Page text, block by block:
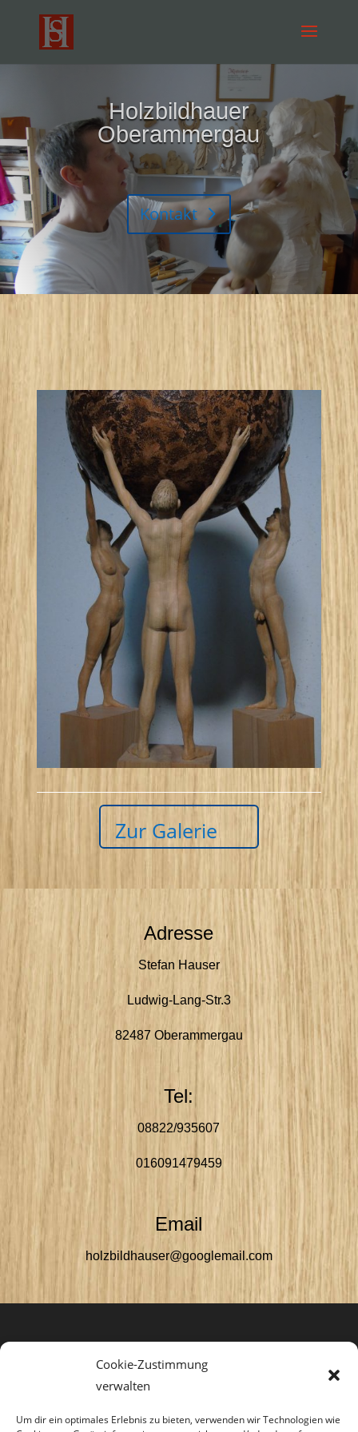
Cookie-Zustimmung
verwalten
Um dir ein optimales Erlebnis zu bieten, verwenden wir Technologien wie
Stefan Hauser
Holzbildhauer
Oberammergau
Kontakt
Zur Galerie
Adresse
Stefan Hauser
Ludwig-Lang-Str.3
82487 Oberammergau
Tel:
08822/935607
016091479459
Email
holzbildhauser@googlemail.com